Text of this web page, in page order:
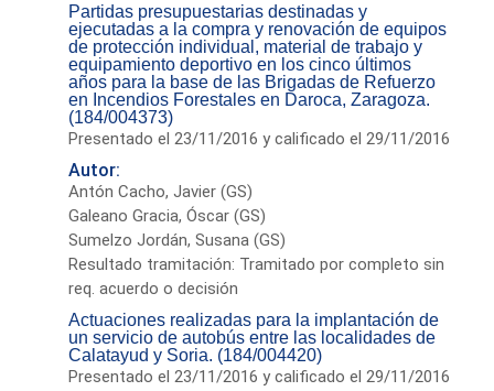
Partidas presupuestarias destinadas y
ejecutadas a la compra y renovación de equipos
de protección individual, material de trabajo y
equipamiento deportivo en los cinco últimos
años para la base de las Brigadas de Refuerzo
en Incendios Forestales en Daroca, Zaragoza.
(184/004373)
Presentado el 23/11/2016 y calificado el 29/11/2016
Autor:
Antón Cacho, Javier (GS)
Galeano Gracia, Óscar (GS)
Sumelzo Jordán, Susana (GS)
Resultado tramitación: Tramitado por completo sin
req. acuerdo o decisión
Actuaciones realizadas para la implantación de
un servicio de autobús entre las localidades de
Calatayud y Soria. (184/004420)
Presentado el 23/11/2016 y calificado el 29/11/2016